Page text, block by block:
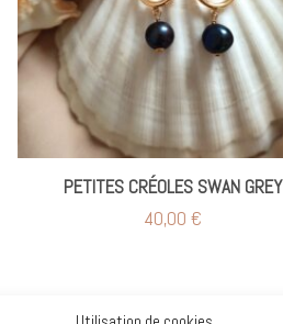
PETITES CRÉOLES SWAN GREY
40,00 €